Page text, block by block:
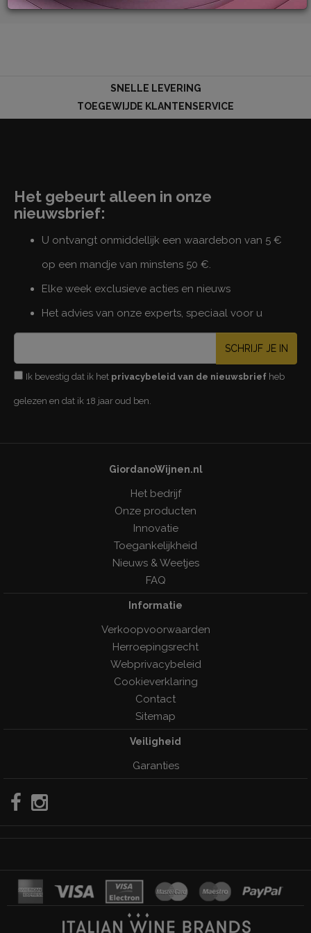
SNELLE LEVERING
TOEGEWIJDE KLANTENSERVICE
Het gebeurt alleen in onze
nieuwsbrief:
U ontvangt onmiddellijk een waardebon van 5 €
op een mandje van minstens 50 €.
Elke week exclusieve acties en nieuws
Het advies van onze experts, speciaal voor u
SCHRIJF JE IN
Ik bevestig dat ik het privacybeleid van de nieuwsbrief heb
gelezen en dat ik 18 jaar oud ben.
GiordanoWijnen.nl
Het bedrijf
Onze producten
Innovatie
Toegankelijkheid
Nieuws & Weetjes
FAQ
Informatie
Verkoopvoorwaarden
Herroepingsrecht
Webprivacybeleid
Cookieverklaring
Contact
Sitemap
Veiligheid
Garanties